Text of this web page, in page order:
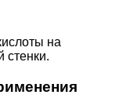
на
стенки.